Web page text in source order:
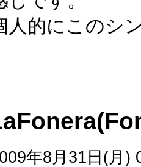
人的にこのシ
年8月31日(月)